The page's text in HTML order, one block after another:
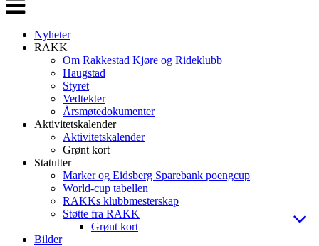
navigasjon
Nyheter
RAKK
Om Rakkestad Kjøre og Rideklubb
Haugstad
Styret
Vedtekter
Årsmøtedokumenter
Aktivitetskalender
Aktivitetskalender
Grønt kort
Statutter
Marker og Eidsberg Sparebank poengcup
World-cup tabellen
RAKKs klubbmesterskap
Støtte fra RAKK
Grønt kort
Bilder